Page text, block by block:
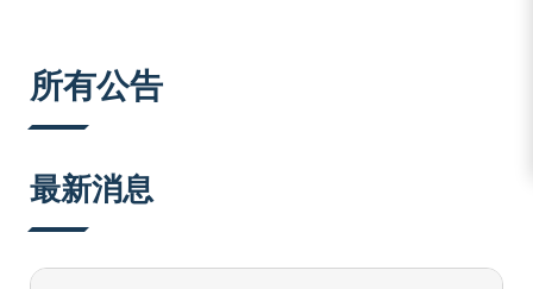
所有公告
最新消息